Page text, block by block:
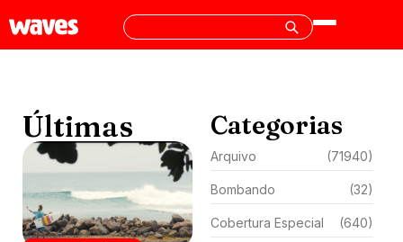
Últimas Categorias
Arquivo (71940)
Bombando (32)
Cobertura Especial (640)